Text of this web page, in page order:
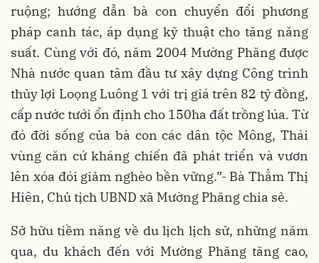
ruộng; hướng dẫn bà con chuyển đổi phương
pháp canh tác, áp dụng kỹ thuật cho tăng năng
suất. Cùng với đó, năm 2004 Mường Phăng được
Nhà nước quan tâm đầu tư xây dựng Công trình
thủy lợi Loọng Luông 1 với trị giá trên 82 tỷ đồng,
cấp nước tưới ổn định cho 150ha đất trồng lúa. Từ
đó đời sống của bà con các dân tộc Mông, Thái
vùng căn cứ kháng chiến đã phát triển và vươn
lên xóa đói giảm nghèo bền vững.”- Bà Thẳm Thị
Hiên, Chủ tịch UBND xã Mường Phăng chia sẻ.
Sở hữu tiềm năng về du lịch lịch sử, những năm
qua, du khách đến với Mường Phăng tăng cao,